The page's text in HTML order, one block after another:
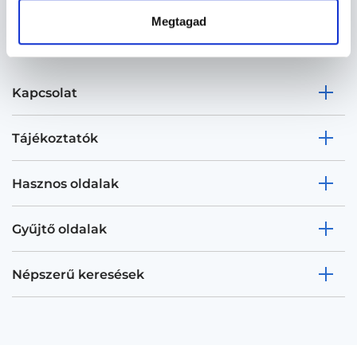
Megtagad
Kapcsolat
Tájékoztatók
Hasznos oldalak
Gyűjtő oldalak
Népszerű keresések